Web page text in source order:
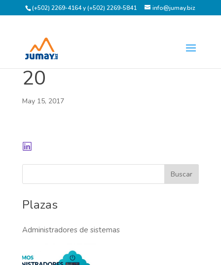
(+502) 2269-4164 y (+502) 2269-5841 info@jumay.biz
20
May 15, 2017
Plazas
Administradores de sistemas